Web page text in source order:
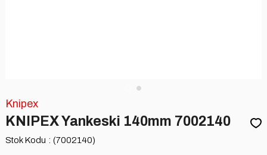
Knipex
KNIPEX Yankeski 140mm 7002140
Stok Kodu (7002140)